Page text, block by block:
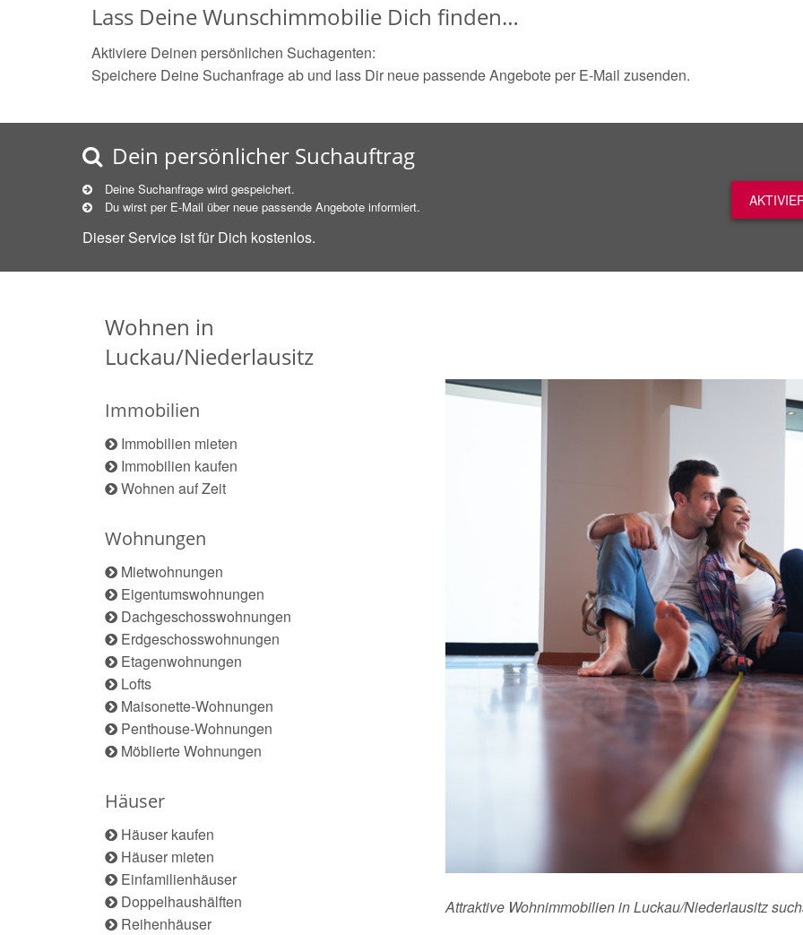
Lass Deine Wunschimmobilie Dich finden…
Aktiviere Deinen persönlichen Suchagenten:
Speichere Deine Suchanfrage ab und lass Dir neue passende Angebote per E-Mail zusenden.
Dein persönlicher Suchauftrag
Deine Suchanfrage wird gespeichert.
Du wirst per E-Mail über neue passende Angebote informiert.
Dieser Service ist für Dich kostenlos.
Wohnen in
Luckau/Niederlausitz
Immobilien
Immobilien mieten
Immobilien kaufen
Wohnen auf Zeit
Wohnungen
Mietwohnungen
Eigentumswohnungen
Dachgeschosswohnungen
Erdgeschosswohnungen
Etagenwohnungen
Lofts
Maisonette-Wohnungen
Penthouse-Wohnungen
Möblierte Wohnungen
Häuser
Häuser kaufen
Häuser mieten
Einfamilienhäuser
Doppelhaushälften
Reihenhäuser
Attraktive Wohnimmobilien in Luckau/Niederlausitz